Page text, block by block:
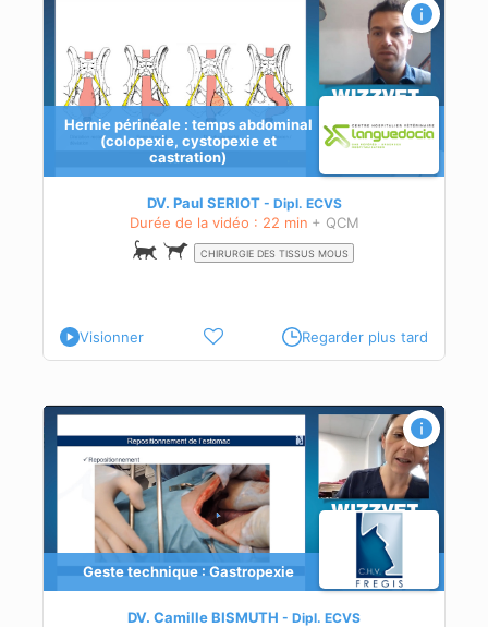
Hernie périnéale : temps abdominal
(colopexie, cystopexie et
castration)
DV. Paul SERIOT Dipl. ECVS
Durée de la vidéo : 22 min + QCM
CHIRURGIE DES TISSUS MOUS
Visionner Regarder plus tard
Geste technique : Gastropexie
DV. Camille BISMUTH Dipl. ECVS